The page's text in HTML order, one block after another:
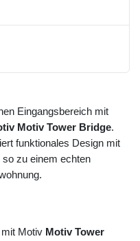
Eingangsbereich mit
Motiv Tower Bridge.
funktionales Design mit
so zu einem echten
Motiv Motiv Tower